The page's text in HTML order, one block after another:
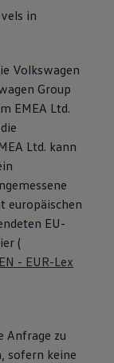
in
Volkswagen
Group
EMEA Ltd.
Ltd. kann
europäischen
EU-
(
- EUR-Lex
Anfrage zu
sofern keine